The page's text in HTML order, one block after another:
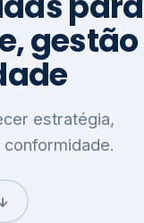
gestão
estratégia,